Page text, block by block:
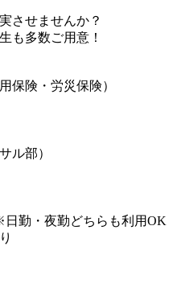
させませんか？
も多数ご用意！
保険・労災保険）
ル部）
勤・夜勤どちらも利用OK